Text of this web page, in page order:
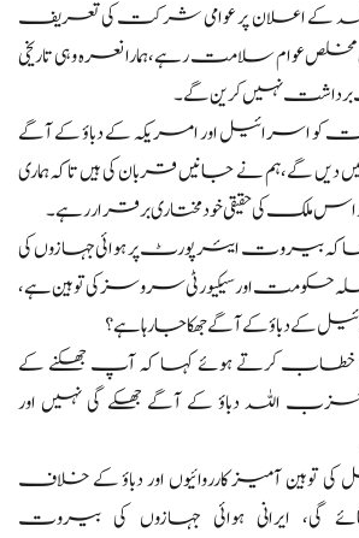
کے اعلان پر عوامی شرکت کی تعریف
مخلص عوام سلامت رہے،ہمارا نعرہ وہی تاریخی
نہیں کرین گے۔
کو اسرائیل اور امریکہ کے دباؤ کے آگے
گے،ہم نے جانیں قربان کی ہیں تاکہ ہماری
ملک کی حقیقی خودمختاری برقرار رہے۔
کہ بیروت ایئرپورٹ پر ہوائی جہازوں کی
حکومت اور سیکیورٹی سروسز کی توہین ہے،
کے دباؤ کے آگے جھکا جا رہا ہے؟
سے خطاب کرتے ہوئے کہا کہ آپ جھکنے کے
حزب اللہ دباؤ کے آگے جھکے گی نہیں اور
توہین آمیز کارروائیوں اور دباؤ کے خلاف
ایرانی ہوائی جہازوں کی بیروت